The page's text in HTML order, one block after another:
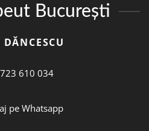
București
610 034
pe Whatsapp